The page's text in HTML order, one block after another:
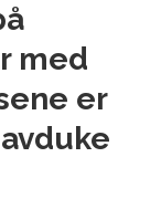
med
er